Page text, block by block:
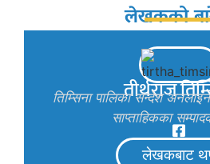
लेखकको
तीर्थराज
तिम्सिना पालिका सन्देश
साप्ताहिकका
लेखकबाट